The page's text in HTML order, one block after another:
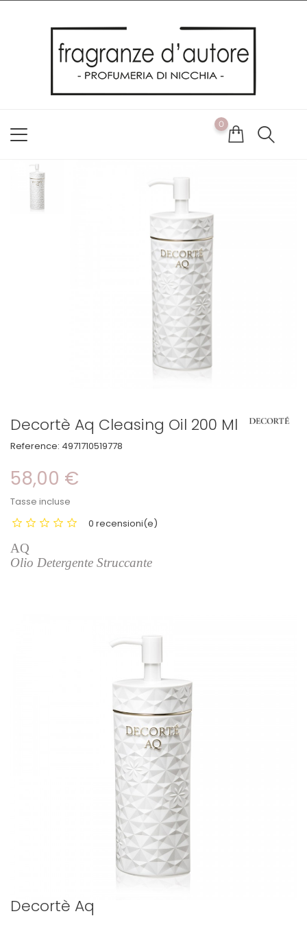
Utilizziamo i cookie per offrirti la migliore esperienza possibile
sul nostro sito web. Cliccando su OK, acconsenti alla nostra
politica sui cookie. Se desideri modificare le tue preferenze sui
cookie, puoi farlo
0
Decortè Aq Cleasing Oil 200 Ml
Reference: 4971710519778
58,00 €
Tasse incluse
0 recensioni(e)
AQ
Olio Detergente Struccante
Decortè Aq